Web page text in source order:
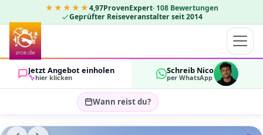
★★★★★4,97ProvenExpert· 108 Bewertungen
Geprüfter Reiseveranstalter seit 2014
Jetzt Angebot einholen
hier klicken
Schreib Nico
per WhatsApp
Wann reist du?
Reisezeitraum wählen…